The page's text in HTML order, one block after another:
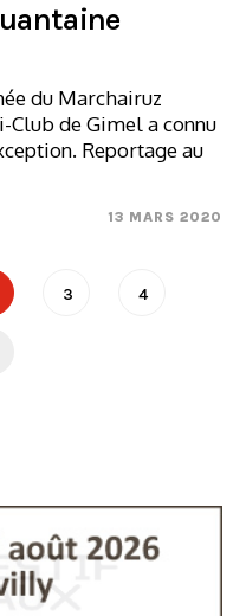
du Marchairuz
Club de Gimel a connu
Reportage au
13 MARS 2020
3 4